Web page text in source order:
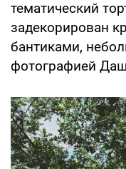
тематический
задекорирован
бантиками,
фотографией